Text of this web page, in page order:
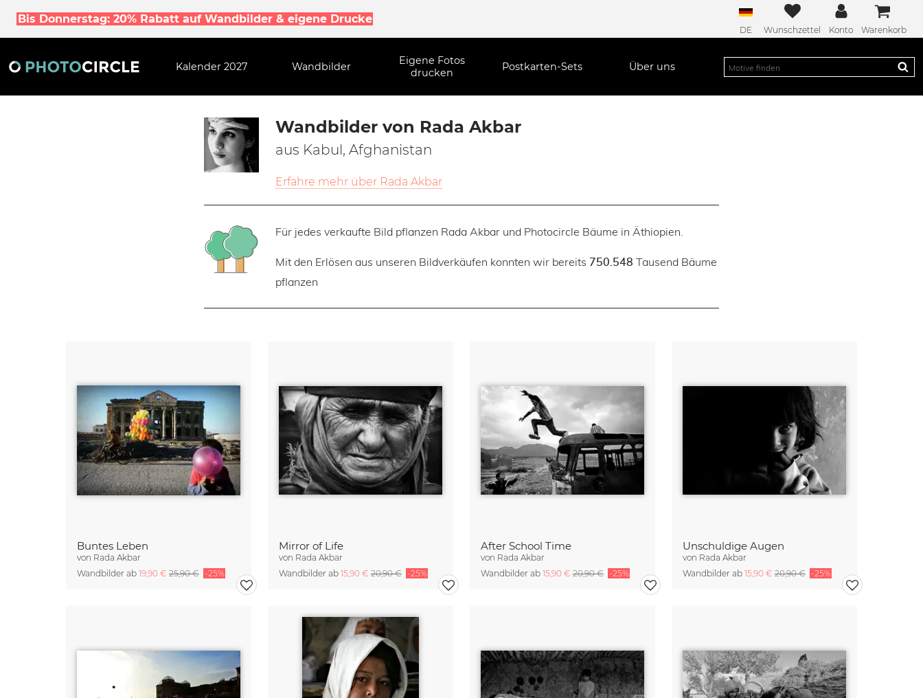
Bis Donnerstag: 20% Rabatt auf Wandbilder & eigene Drucke
DE Wunschzettel Konto Warenkorb
Kalender 2027 Wandbilder
Eigene Fotos
drucken
Postkarten-Sets Über uns
Wandbilder von Rada Akbar
aus Kabul, Afghanistan
Erfahre mehr über Rada Akbar
Für jedes verkaufte Bild pflanzen Rada Akbar und Photocircle Bäume in Äthiopien.
Mit den Erlösen aus unseren Bildverkäufen konnten wir bereits 750.548 Tausend Bäume
pflanzen
Buntes Leben
von Rada Akbar
Wandbilder ab 19,90 € 25,90 € -25%
Mirror of Life
von Rada Akbar
Wandbilder ab 15,90 € 20,90 € -25%
After School Time
von Rada Akbar
Wandbilder ab 15,90 € 20,90 € -25%
Unschuldige Augen
von Rada Akbar
Wandbilder ab 15,90 € 20,90 € -25%